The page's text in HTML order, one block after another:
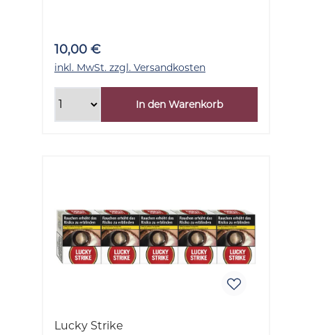
10,00 €
inkl. MwSt. zzgl. Versandkosten
In den Warenkorb
Lucky Strike